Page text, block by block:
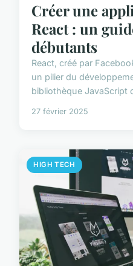
Créer une
React : un
débutants
React, créé par
un pilier du
bibliothèque JavaScript
27 février 2025
HIGH TECH